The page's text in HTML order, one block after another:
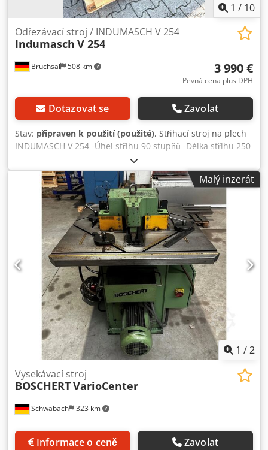
1 / 10
Bruchsal 508 km
Odřezávací stroj / INDUMASCH V 254
Indumasch V 254
3 990 €
Pevná cena plus DPH
Dotazovat se Zavolat
Stav: připraven k použití (použité), Střihací stroj na plech
INDUMASCH V 254 -Úhel střihu 90 stupňů -Délka střihu 250
mm -Max. tloušťka plechu 4 mm / ocel St 37 -Max. tloušťka
plechu 3 mm / nerezová ocel -Max. tloušťka plechu 5 mm /
hliník -Počet zdvihů cca 55 zdvihů / minutu -Velikost stolu
800 x 800 mm -Dorazy / délkové a úhlové dorazy s plynule
nastavitelnou polohou -Pohon hydraulický -Výkon motoru 4
kW -Ovládání pomocí nožního spínače a tlačítka -Pracovní
výška cca 950 mm -Stavitelné nohy stroje Djdezl Aldspfx
Akpsck Rozměry: D x Š x V 0,9 x 0,9 x 1,2 metru / Hmotnost
700 kg Chyby a omyly vyhrazeny
Malý inzerát
1 /2
Schwabach 323 km
Vysekávací stroj
BOSCHERTVarioCenter
Informace o ceně Zavolat